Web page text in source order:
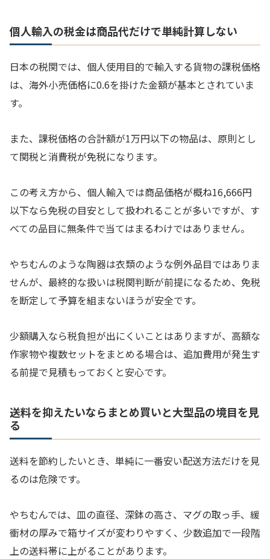
個人輸入の税金は商品代だけで単純計算しない
日本の税関では、個人使用目的で輸入する貨物の課税価格
は、海外小売価格に0.6を掛けた金額が基本とされていま
す。
また、課税価格の合計額が1万円以下の物品は、原則とし
て関税と消費税が免税になります。
この考え方から、個人輸入では商品価格が概ね16,666円
以下なら免税の目安として扱われることが多いですが、す
べての品目に無条件で当てはまるわけではありません。
やちむんのような陶器は衣類のような例外品目ではありま
せんが、最終的な扱いは税関判断が前提になるため、免税
を断定して予算を組まないほうが安全です。
少額購入なら税負担が出にくいことはありますが、高額な
作家物や複数セットをまとめる場合は、追加費用が発生す
る前提で見積もっておくと安心です。
送料を抑えたいならまとめ買いと大型品の境目を見
る
送料を節約したいとき、単純に一番安い配送方法だけを見
るのは危険です。
やちむんでは、皿の直径、深鉢の高さ、マグの取っ手、緩
衝材の厚みで箱サイズが変わりやすく、少数追加で一段階
上の送料帯に上がることがあります。